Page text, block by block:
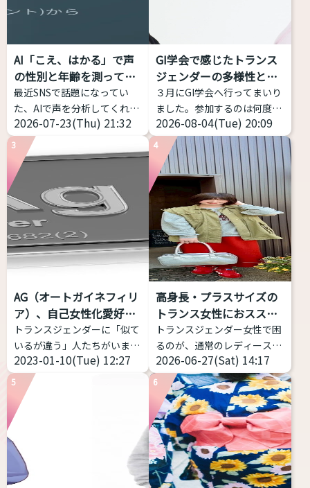
AI「こえ、はかる」で声
の性別と年齢を測ってみ
た...
最近SNSで話題になってい
た、AIで声を分析してくれる
サイトを試してみました！ 声
の高さだけじゃなく、「響
き」や「共鳴」なども分析し
てくれるアプリです。 こちら
からどうぞ https://voice-
impression-
checker.vercel.app/ 物語の
朗読音声を録音し、その声の
印象が「男性的」か、「女性
的」か、「どちらともいえな
ケーション。 ピッチだけでは
なく、フォルマント（声の共
鳴: 響き方に影響する）を考
慮する。 ...
2026-07-23(Thu) 21:32
GI学会で感じたトランス
ジェンダーの多様性と包
括性
３月にGI学会へ行ってまいり
ました。参加するのは何度目
かなのですが、トランスジェ
ンダー女性当事者から見ても
当事者の幅の広さを感じて、
記事にしようと思い立ちまし
た。 トランスジェンダーは包
括的な意味をもつ表現 トラン
スジェンダーとは、何らかの
形で性別移行をする者すべて
を包摂する用語であり、その
中での多様性は多岐にわたり
ます。 一方、GID学会改めGI
学会は「性別不合学会」です
から「性別不合」に対象が限
定されるとしても、「性別不
合」の現れ方は多様であり、
それに対する対処（治療）
も...
2026-08-04(Tue) 20:09
3
AG（オートガイネフィリ
ア）、自己女性化愛好症
っ...
トランスジェンダーに「似て
いるが違う」人たちがいま
す。今回はAGと略される
（銀やデニムのメーカーじゃ
ないよ）オートガイネフィリ
アを紹介します。 AG（オー
ートガイネフィリアとは「自
己女性化愛好症」「自己女性
化偏愛性倒錯症」のことを指
2023-01-10(Tue) 12:27
4
高身長・プラスサイズの
トランス女性におススメ
す...
トランスジェンダー女性で困
るのが、通常のレディースブ
ランドだと丈が短い、大きな
サイズがなくて困っているこ
とだと思います。 そこで、高
身長・プラスサイズのトラン
スジェンダー女性におススメ
できるファッションブランド
を私のコメントつきで７つほ
ど紹介致します。 ぜひ参考に
2026-06-27(Sat) 14:17
5 6